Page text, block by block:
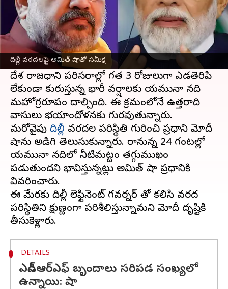
దిల్లీ వరదలపై అమిత్ షాతో సమీక్ష
ఈ వార్తాకథనం ఏంటి
ఫ్రాన్స్ పర్యటనలో ఉన్న ప్రధాని నరేంద్ర మోదీశుక్రవారం
దిల్లీలో వరదల పరిస్థితిపై ఆరా తీశారు. ఈ మేరకు
కేంద్ర హోంశాఖ మంత్రి అమిత్ షాకు ఫోన్ చేశారు.
దేశ రాజధాని పరిసరాల్లో గత 3 రోజులుగా ఎడతెరిపి
లేకుండా కురుస్తున్న భారీ వర్షాలకు యమునా నది
మహోగ్రరూపం దాల్చింది. ఈ క్రమంలోనే ఉత్తరాది
వాసులు భయాందోళనకు గురవుతున్నారు.
మరోవైపు దిల్లీ వరదల పరిస్థితి గురించి ప్రధాని మోదీ
షాను అడిగి తెలుసుకున్నారు. రానున్న 24 గంటల్లో
యమునా నదిలో నీటిమట్టం తగ్గుముఖం
పడుతుందని భావిస్తున్నట్లు అమిత్ షా ప్రధానికి
వివరించారు.
ఈ మేరకు దిల్లీ లెఫ్టినెంట్ గవర్నర్ తో కలిసి వరద
పరిస్థితిని క్షుణ్ణంగా పరిశీలిస్తున్నామని మోదీ దృష్టికి
DETAILS
ఎన్‌డీఆర్‌ఎఫ్ బృందాలు సరిపడ సంఖ్యలో
ఉన్నాయి: షా